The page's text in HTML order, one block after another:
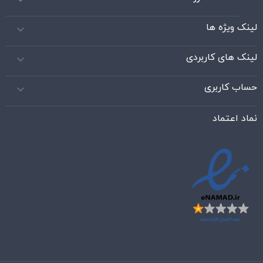
لینک ویژه ها 
لینک های کاربردی 
حساب کاربری 
نماد اعتماد